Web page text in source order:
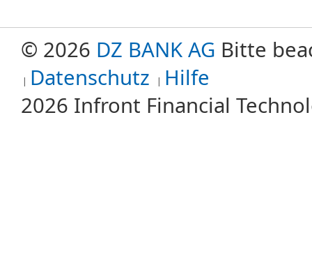
© 2026 DZ BANK AG Bitte
Datenschutz Hilfe
2026 Infront Financial